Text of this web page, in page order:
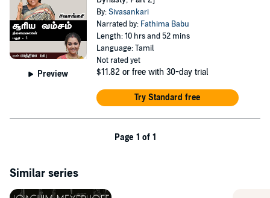
Preview
By:Sivasankari
Narrated by: Fathima Babu
Length: 10 hrs and 52 mins
Language: Tamil
Not rated yet
$11.82 or free with 30-day trial
Try Standard free
Page 1 of 1
Similar series